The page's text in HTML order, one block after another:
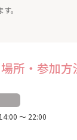
。
所・参加方
～ 22:00